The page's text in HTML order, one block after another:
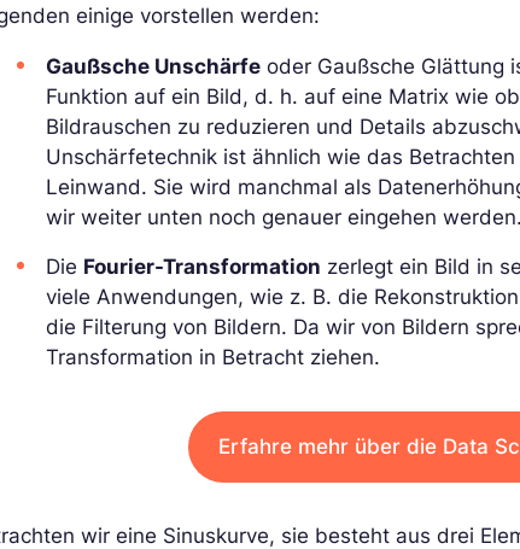
einige vorstellen werden:
Gaußsche Unschärfe oder Gaußsche Glättung
Funktion auf ein Bild, d. h. auf eine Matrix wie
Bildrauschen zu reduzieren und Details
Unschärfetechnik ist ähnlich wie das
Leinwand. Sie wird manchmal als
wir weiter unten noch genauer eingehen werden.
Die Fourier-Transformation zerlegt ein Bild in
viele Anwendungen, wie z. B. die
die Filterung von Bildern. Da wir von Bildern
Transformation in Betracht ziehen.
Erfahre mehr über die Data
wir eine Sinuskurve, sie besteht aus drei